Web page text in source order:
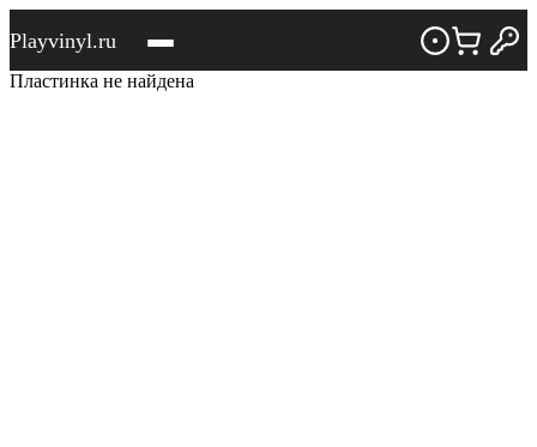
Playvinyl.ru
Пластинка не найдена